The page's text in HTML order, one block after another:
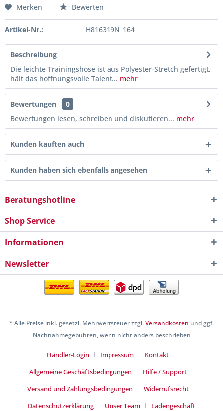
Merken Bewerten
Artikel-Nr.: H816319N_164
Beschreibung
Die leichte Trainingshose ist aus Polyester-Stretch gefertigt,
hält das hoffnungsvolle Talent... mehr
Bewertungen
0
Bewertungen lesen, schreiben und diskutieren... mehr
Kunden kauften auch
Kunden haben sich ebenfalls angesehen
Beratungshotline
Shop Service
Informationen
Newsletter
* Alle Preise inkl. gesetzl. Mehrwertsteuer zzgl.Versandkosten und ggf.
Nachnahmegebühren, wenn nicht anders beschrieben
Händler-Login Impressum
Kontakt
Allgemeine Geschäftsbedingungen
Hilfe / Support
Versand und Zahlungsbedingungen
Widerrufsrecht
Datenschutzerklärung
Unser Team Ladengeschäft